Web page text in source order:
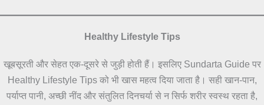
Healthy Lifestyle Tips
खूबसूरती और सेहत एक-दूसरे से जुड़ी होती हैं। इसलिए Sundarta Guide पर
Healthy Lifestyle Tips को भी खास महत्व दिया जाता है। सही खान-पान,
पर्याप्त पानी, अच्छी नींद और संतुलित दिनचर्या से न सिर्फ शरीर स्वस्थ रहता है,